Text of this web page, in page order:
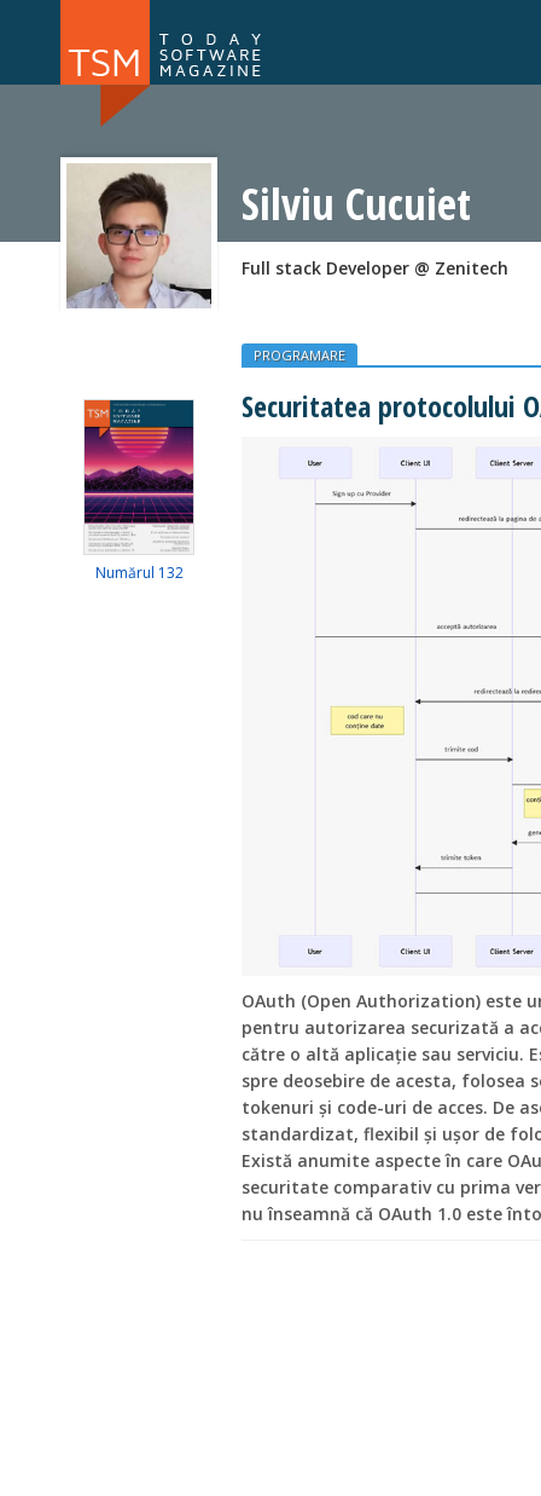
NOU
Silviu Cucuiet
Full stack Developer @ Zenitech
Numărul 132
PROGRAMARE
Securitatea protocolului
OAuth (Open Authorization)
pentru autorizarea securizată a
către o altă aplicație sau serviciu.
spre deosebire de acesta, folosea
tokenuri și code-uri de acces. De
standardizat, flexibil și ușor de
Există anumite aspecte în care
securitate comparativ cu prima
nu înseamnă că OAuth 1.0 este